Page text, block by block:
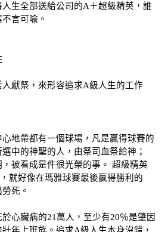
生全部送給公司的A＋超級精英，誰
言可喻。
獻祭，來形容追求A級人生的工作
地帶都有一個球場，凡是贏得球賽的
中的神聖的人，由祭司血祭給神；
被看成是件很光榮的事。 超級精英
就好像在瑪雅球賽最後贏得勝利的
死。
心臟病的21萬人，至少有20％是肇因